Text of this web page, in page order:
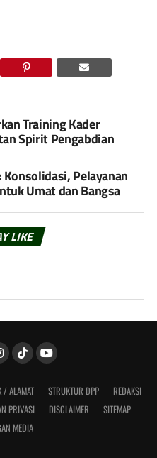
Training Kader
Spirit Pengabdian
Konsolidasi, Pelayanan
Umat dan Bangsa
LIKE
/ ALAMAT STRUKTUR DPP
REDAKSI
PRIVASI DISCLAIMER
SITEMAP
MEDIA